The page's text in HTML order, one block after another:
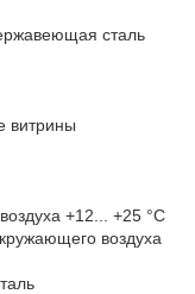
сталь
витрины
+12... +25 °С
воздуха